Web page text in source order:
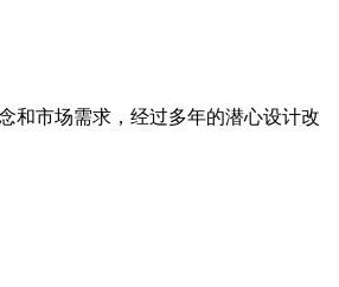
和市场需求，经过多年的潜心设计改